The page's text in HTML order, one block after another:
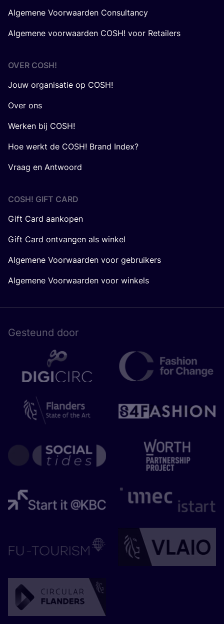
Algemene Voorwaarden Consultancy
Algemene voorwaarden COSH! voor Retailers
OVER COSH!
Jouw organisatie op COSH!
Over ons
Werken bij COSH!
Hoe werkt de COSH! Brand Index?
Vraag en Antwoord
COSH! GIFT CARD
Gift Card aankopen
Gift Card ontvangen als winkel
Algemene Voorwaarden voor gebruikers
Algemene Voorwaarden voor winkels
Gesteund door